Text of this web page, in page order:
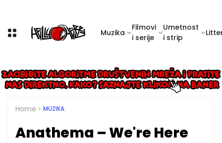
Muzika
Filmovi
i serije
Umetnost
i strip
Home MUZIKA
Anathema – We're Here